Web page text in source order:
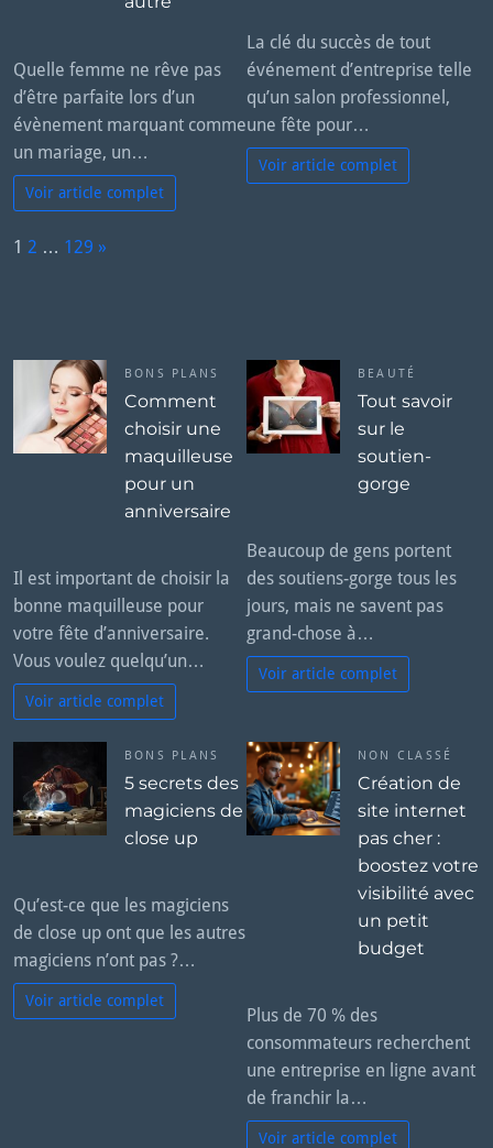
Quelle femme ne rêve pas
d’être parfaite lors d’un
évènement marquant comme
un mariage, un…
Voir article complet
La clé du succès de tout
événement d’entreprise telle
qu’un salon professionnel,
une fête pour…
Voir article complet
P
1 2 … 129 »
BONS PLANS
Comment
choisir une
maquilleuse
pour un
anniversaire
Il est important de choisir la
bonne maquilleuse pour
votre fête d’anniversaire.
Vous voulez quelqu’un…
Voir article complet
BEAUTÉ
Tout savoir
sur le
soutien-
gorge
Beaucoup de gens portent
des soutiens-gorge tous les
jours, mais ne savent pas
grand-chose à…
Voir article complet
BONS PLANS
5 secrets des
magiciens de
close up
Qu’est-ce que les magiciens
de close up ont que les autres
magiciens n’ont pas ?…
Voir article complet
NON CLASSÉ
Création de
site internet
pas cher :
boostez votre
visibilité avec
un petit
budget
Plus de 70 % des
consommateurs recherchent
une entreprise en ligne avant
de franchir la…
Voir article complet